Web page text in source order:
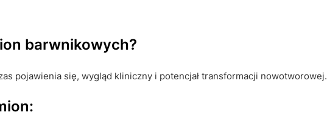
barwnikowych?
pojawienia się, wygląd kliniczny i potencjał transformacji nowotworowej.